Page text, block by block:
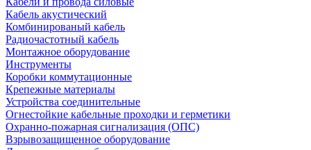
Кабель акустический
Комбинированый кабель
Радиочастотный кабель
Монтажное оборудование
Инструменты
Коробки коммутационные
Крепежные материалы
Устройства соединительные
Огнестойкие кабельные проходки и герметики
Охранно-пожарная сигнализация (ОПС)
Взрывозащищенное оборудование